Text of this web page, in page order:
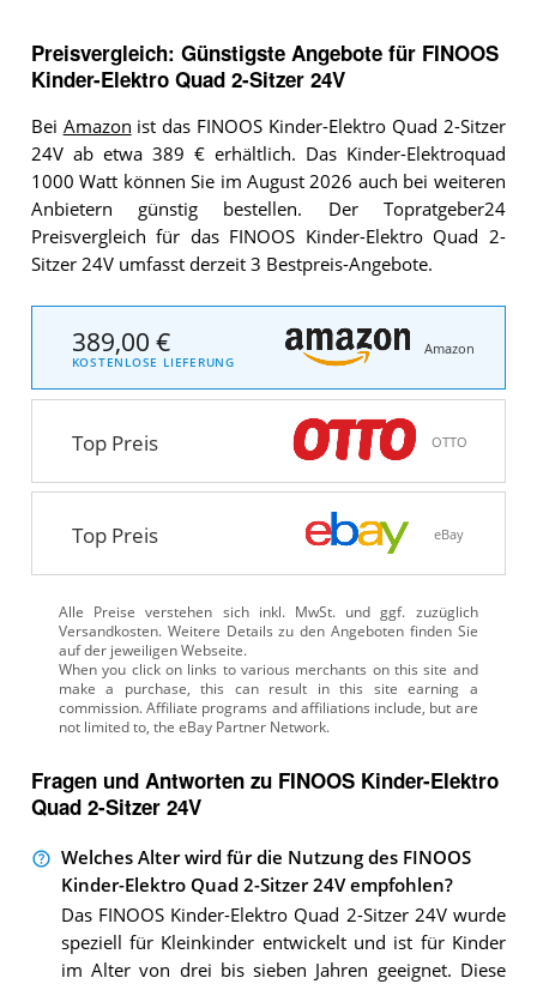
Preisvergleich: Günstigste Angebote für FINOOS
Kinder-Elektro Quad 2-Sitzer 24V
Bei Amazon ist das FINOOS Kinder-Elektro Quad 2-Sitzer
24V ab etwa 389 € erhältlich. Das Kinder-Elektroquad
1000 Watt können Sie im August 2026 auch bei weiteren
Anbietern günstig bestellen. Der Topratgeber24
Preisvergleich für das FINOOS Kinder-Elektro Quad 2-
Sitzer 24V umfasst derzeit 3 Bestpreis-Angebote.
389,00 €
KOSTENLOSE LIEFERUNG
Amazon
Top Preis OTTO
Top Preis eBay
Alle Preise verstehen sich inkl. MwSt. und ggf. zuzüglich
Versandkosten. Weitere Details zu den Angeboten finden Sie
auf der jeweiligen Webseite.
Fragen und Antworten zu FINOOS Kinder-Elektro
Quad 2-Sitzer 24V
Welches Alter wird für die Nutzung des FINOOS
Kinder-Elektro Quad 2-Sitzer 24V empfohlen?
Das FINOOS Kinder-Elektro Quad 2-Sitzer 24V wurde
speziell für Kleinkinder entwickelt und ist für Kinder
im Alter von drei bis sieben Jahren geeignet. Diese